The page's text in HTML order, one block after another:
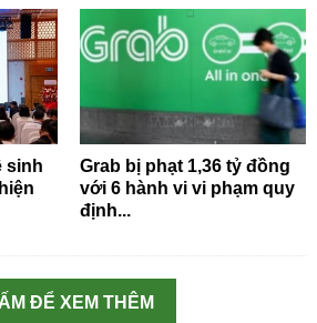
sinh
Grab bị phạt 1,36 tỷ đồng
với 6 hành vi vi phạm quy
định...
ĐỂ XEM THÊM